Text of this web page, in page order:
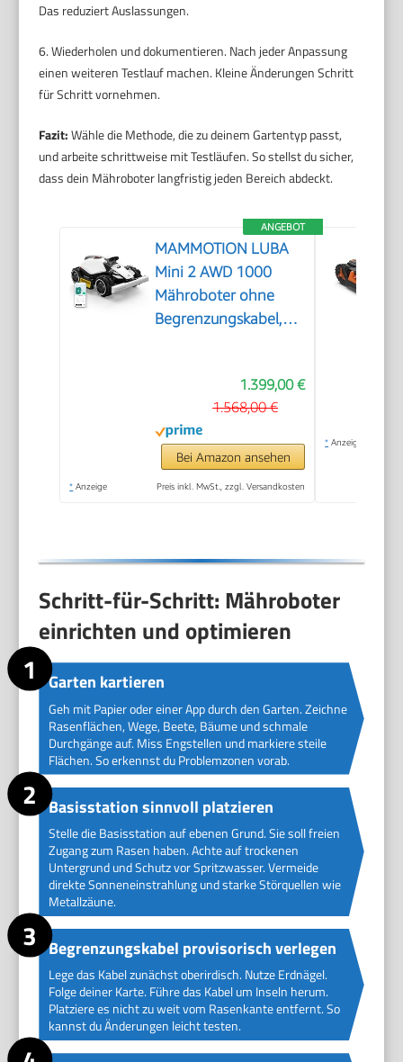
Das reduziert Auslassungen.
6. Wiederholen und dokumentieren. Nach jeder Anpassung
einen weiteren Testlauf machen. Kleine Änderungen Schritt
für Schritt vornehmen.
Fazit:Wähle die Methode, die zu deinem Gartentyp passt,
und arbeite schrittweise mit Testläufen. So stellst du sicher,
dass dein Mähroboter langfristig jeden Bereich abdeckt.
ANGEBOT
MAMMOTION LUBA
Mini 2 AWD 1000
Mähroboter ohne
Begrenzungskabel,
1.399,00 €
1.568,00 €
Bei Amazon ansehen
* Anzeige Preis inkl. MwSt., zzgl. Versandkosten
* Anzeige
Schritt-für-Schritt: Mähroboter
einrichten und optimieren
Garten kartieren
Geh mit Papier oder einer App durch den Garten. Zeichne
Rasenflächen, Wege, Beete, Bäume und schmale
Durchgänge auf. Miss Engstellen und markiere steile
Flächen. So erkennst du Problemzonen vorab.
Basisstation sinnvoll platzieren
Stelle die Basisstation auf ebenen Grund. Sie soll freien
Zugang zum Rasen haben. Achte auf trockenen
Untergrund und Schutz vor Spritzwasser. Vermeide
direkte Sonneneinstrahlung und starke Störquellen wie
Metallzäune.
Begrenzungskabel provisorisch verlegen
Lege das Kabel zunächst oberirdisch. Nutze Erdnägel.
Folge deiner Karte. Führe das Kabel um Inseln herum.
Platziere es nicht zu weit vom Rasenkante entfernt. So
kannst du Änderungen leicht testen.